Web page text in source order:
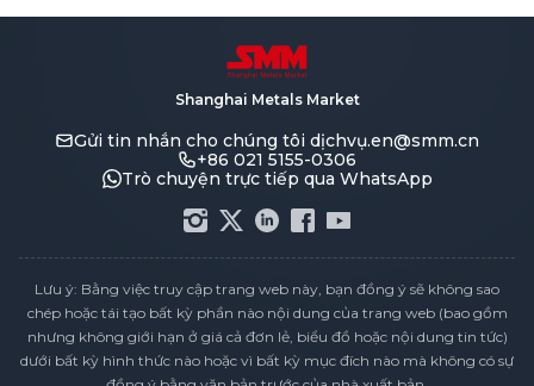
Shanghai Metals Market
Gửi tin nhắn cho chúng tôi dịchvụ.en@smm.cn
+86 021 5155-0306
Trò chuyện trực tiếp qua WhatsApp
Lưu ý: Bằng việc truy cập trang web này, bạn đồng ý sẽ không sao
chép hoặc tái tạo bất kỳ phần nào nội dung của trang web (bao gồm
nhưng không giới hạn ở giá cả đơn lẻ, biểu đồ hoặc nội dung tin tức)
dưới bất kỳ hình thức nào hoặc vì bất kỳ mục đích nào mà không có sự